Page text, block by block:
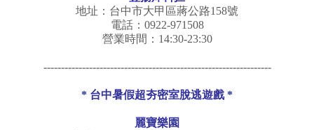
地址：台中市大甲區蔣公路158號
電話：0922-971508
營業時間：14:30-23:30
-----------------------------------------------------------------
* 台中暑假超夯密室脫逃遊戲*
麗寶樂園